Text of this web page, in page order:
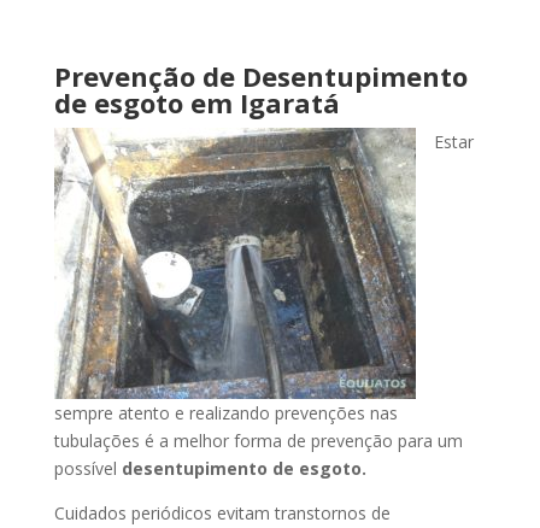
Prevenção de Desentupimento
de esgoto em Igaratá
Estar
sempre atento e realizando prevenções nas
tubulações é a melhor forma de prevenção para um
possível desentupimento de esgoto.
Cuidados periódicos evitam transtornos de